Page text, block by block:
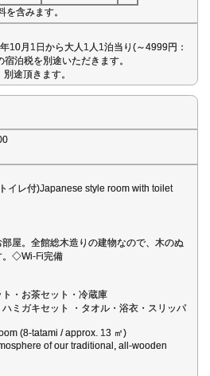
を含みます。
10月1日から大人1人1泊当り(～4999円：
泊税を別途いただきます。
途頂きます。
イレ付)Japanese style room with toilet
屋。全館総木造りの建物なので、木のぬ
。◇Wi-Fi完備
・お茶セット・冷蔵庫
ハミガキセット ・タオル・浴衣・スリッパ
(8-tatami / approx. 13 ㎡)
of our traditional, all-wooden